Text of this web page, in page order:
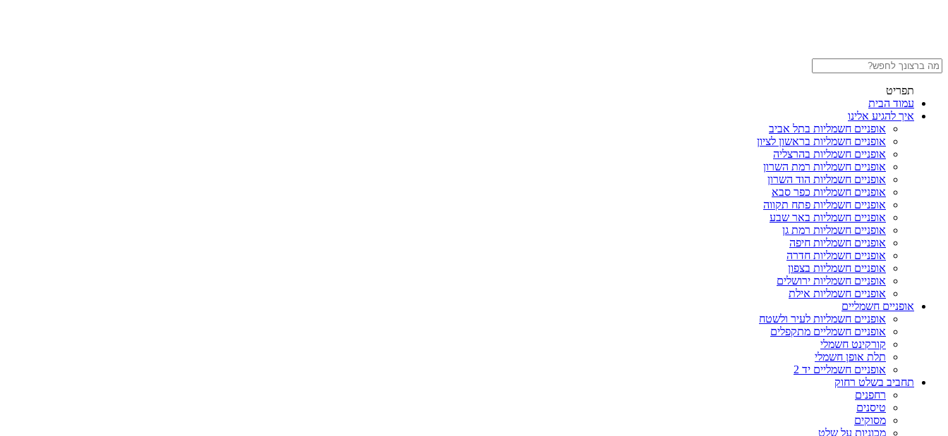
תפריט
עמוד הבית
איך להגיע אלינו
אופניים חשמליות בתל אביב
אופניים חשמליות בראשון לציון
אופניים חשמליות בהרצליה
אופניים חשמליות רמת השרון
אופניים חשמליות הוד השרון
אופניים חשמליות כפר סבא
אופניים חשמליות פתח תקווה
אופניים חשמליות באר שבע
אופניים חשמליות רמת גן
אופניים חשמליות חיפה
אופניים חשמליות חדרה
אופניים חשמליות בצפון
אופניים חשמליות ירושלים
אופניים חשמליות אילת
אופניים חשמליים
אופניים חשמליות לעיר ולשטח
אופניים חשמליים מתקפלים
קורקינט חשמלי
תלת אופן חשמלי
אופניים חשמליים יד 2
תחביב בשלט רחוק
רחפנים
טיסנים
מסוקים
מכוניות על שלט